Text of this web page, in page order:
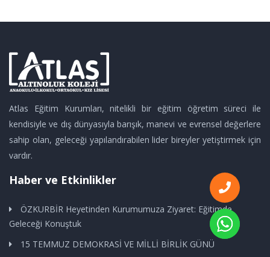
Atlas Eğitim Kurumları, nitelikli bir eğitim öğretim süreci ile
kendisiyle ve dış dünyasıyla barışık, manevi ve evrensel değerlere
sahip olan, geleceği yapılandırabilen lider bireyler yetiştirmek için
vardır.
Haber ve Etkinlikler
ÖZKURBİR Heyetinden Kurumumuza Ziyaret: Eğitimde
Geleceği Konuştuk
15 TEMMUZ DEMOKRASİ VE MİLLİ BİRLİK GÜNÜ